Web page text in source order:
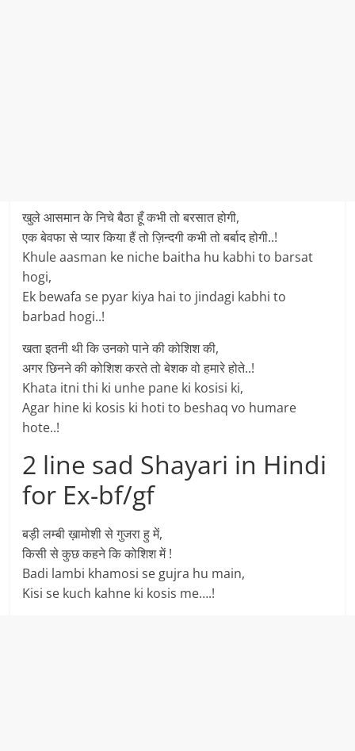
खुले आसमान के निचे बैठा हूँ कभी तो बरसात होगी,
एक बेवफा से प्यार किया हैं तो ज़िन्दगी कभी तो बर्बाद होगी..!
Khule aasman ke niche baitha hu kabhi to barsat
hogi,
Ek bewafa se pyar kiya hai to jindagi kabhi to
barbad hogi..!
खता इतनी थी कि उनको पाने की कोशिश की,
अगर छिनने की कोशिश करते तो बेशक वो हमारे होते..!
Khata itni thi ki unhe pane ki kosisi ki,
Agar hine ki kosis ki hoti to beshaq vo humare
hote..!
2 line sad Shayari in Hindi
for Ex-bf/gf
बड़ी लम्बी ख़ामोशी से गुजरा हु में,
किसी से कुछ कहने कि कोशिश में !
Badi lambi khamosi se gujra hu main,
Kisi se kuch kahne ki kosis me….!